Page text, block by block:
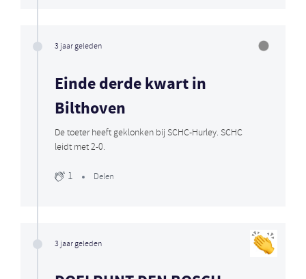
3 jaar geleden
Einde derde kwart in
Bilthoven
De toeter heeft geklonken bij SCHC-Hurley. SCHC
leidt met 2-0.
1 Delen
3 jaar geleden